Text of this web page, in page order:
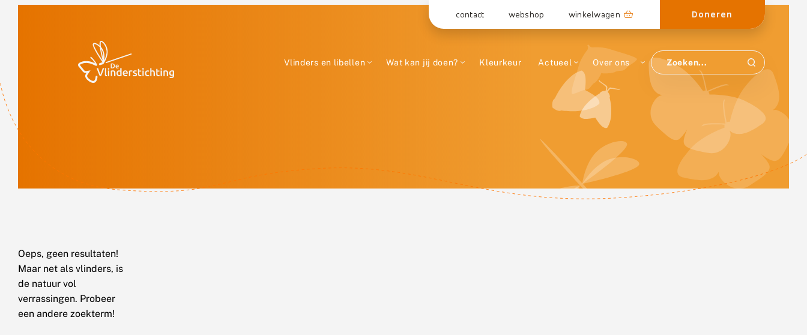
contact webshop winkelwagen Doneren
Vlinders en libellen Wat kan jij doen? Kleurkeur Actueel Over ons
Oeps, geen resultaten!
Maar net als vlinders, is
de natuur vol
verrassingen. Probeer
een andere zoekterm!